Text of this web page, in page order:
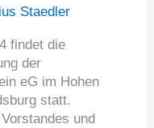
Staedler
findet die
der
eG im Hohen
statt.
und